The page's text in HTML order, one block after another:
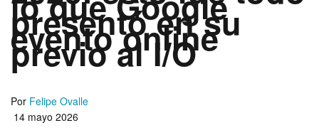
presentó en su
evento online
previo al I/O
Por Felipe Ovalle
14 mayo 2026